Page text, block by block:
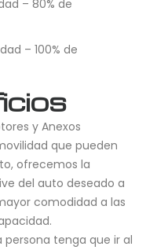
– 80% de
– 100% de
y Anexos
que pueden
ofrecemos la
del auto deseado a
comodidad a las
persona tenga que ir al